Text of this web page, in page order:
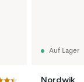
Auf Lager
Nordwik